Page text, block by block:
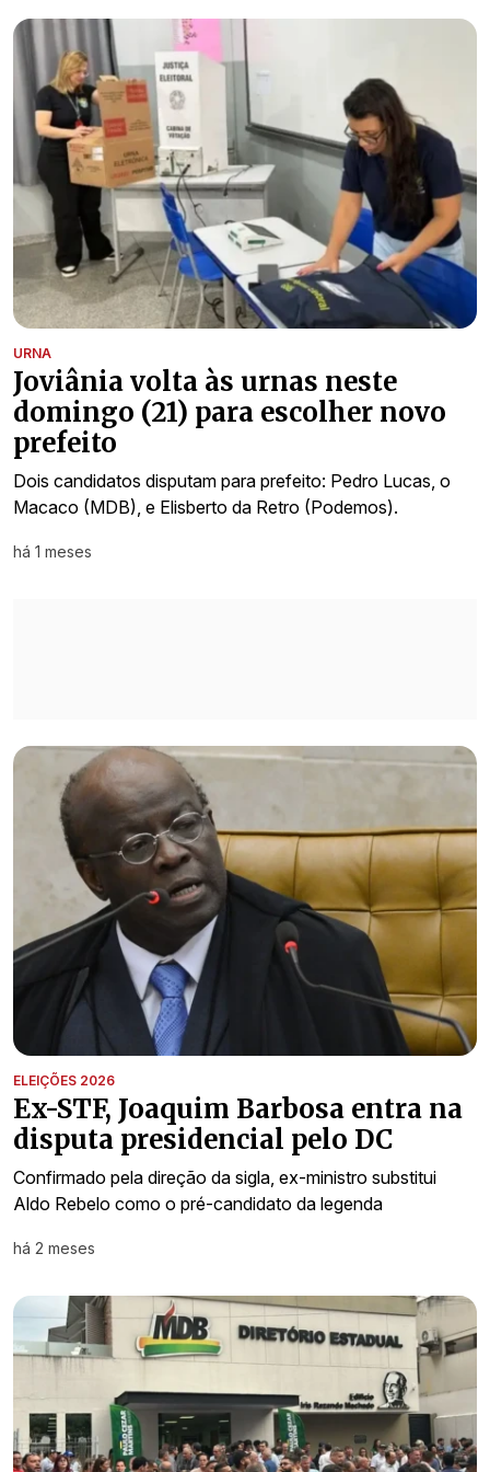
URNA
Joviânia volta às urnas neste
domingo (21) para escolher novo
prefeito
Dois candidatos disputam para prefeito: Pedro Lucas, o
Macaco (MDB), e Elisberto da Retro (Podemos).
há 1 meses
ELEIÇÕES 2026
Ex-STF, Joaquim Barbosa entra na
disputa presidencial pelo DC
Confirmado pela direção da sigla, ex-ministro substitui
Aldo Rebelo como o pré-candidato da legenda
há 2 meses